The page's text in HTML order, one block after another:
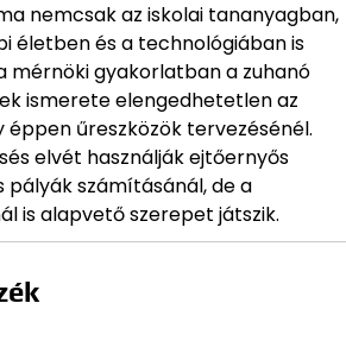
nemcsak az iskolai tananyagban,
életben és a technológiában is
mérnöki gyakorlatban a zuhanó
ismerete elengedhetetlen az
éppen űreszközök tervezésénél.
elvét használják ejtőernyős
pályák számításánál, de a
is alapvető szerepet játszik.